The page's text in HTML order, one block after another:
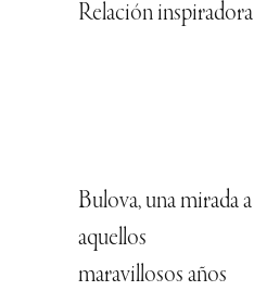
Relación inspiradora
Bulova, una mirada a
aquellos
maravillosos años